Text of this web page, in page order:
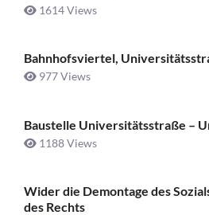
1614 Views
Bahnhofsviertel,
977 Views
Baustelle Universitätsstraße ­–
1188 Views
Wider die Demontage des
des Rechts